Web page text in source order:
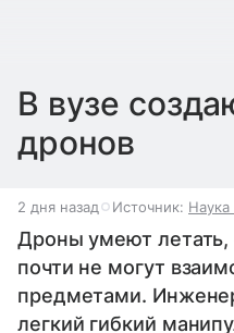
В вузе
дронов
2 дня назад Источник: Наука
Дроны умеют летать,
почти не могут
предметами.
легкий гибкий